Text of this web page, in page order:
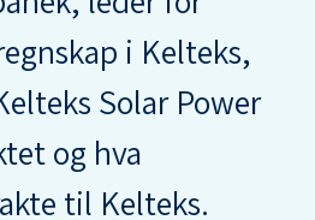
i Kelteks,
Solar Power
og hva
til Kelteks.